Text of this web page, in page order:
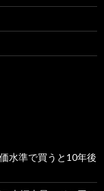
水準で買うと10年後